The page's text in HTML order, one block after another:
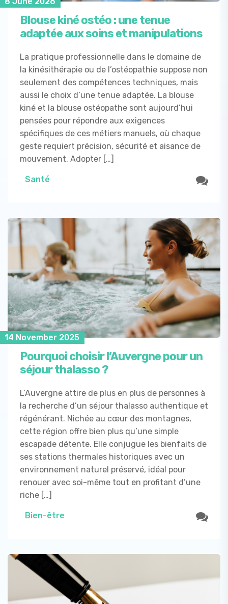
Blouse kiné ostéo : une tenue
adaptée aux soins et manipulations
La pratique professionnelle dans le domaine de
la kinésithérapie ou de l’ostéopathie suppose non
seulement des compétences techniques, mais
aussi le choix d’une tenue adaptée. La blouse
kiné et la blouse ostéopathe sont aujourd’hui
pensées pour répondre aux exigences
spécifiques de ces métiers manuels, où chaque
geste requiert précision, sécurité et aisance de
mouvement. Adopter […]
Santé
14 November 2025
Pourquoi choisir l’Auvergne pour un
séjour thalasso ?
L’Auvergne attire de plus en plus de personnes à
la recherche d’un séjour thalasso authentique et
régénérant. Nichée au cœur des montagnes,
cette région offre bien plus qu’une simple
escapade détente. Elle conjugue les bienfaits de
ses stations thermales historiques avec un
environnement naturel préservé, idéal pour
renouer avec soi-même tout en profitant d’une
riche […]
Bien-être